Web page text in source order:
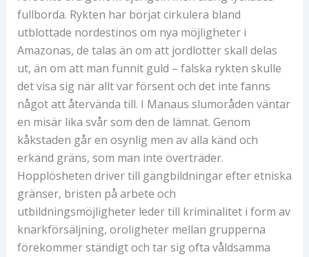
fullborda. Rykten har börjat cirkulera bland
utblottade nordestinos om nya möjligheter i
Amazonas, de talas än om att jordlotter skall delas
ut, än om att man funnit guld – falska rykten skulle
det visa sig när allt var försent och det inte fanns
något att återvända till. I Manaus slumoråden väntar
en misär lika svår som den de lämnat. Genom
kåkstaden går en osynlig men av alla känd och
erkänd gräns, som man inte överträder.
Hopplösheten driver till gängbildningar efter etniska
gränser, bristen på arbete och
utbildningsmöjligheter leder till kriminalitet i form av
knarkförsäljning, oroligheter mellan grupperna
förekommer ständigt och tar sig ofta våldsamma